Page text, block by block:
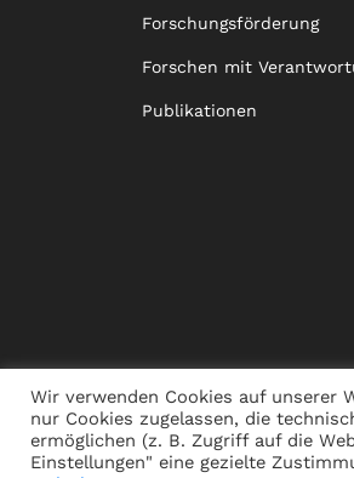
Forschungsförderung
Forschen mit
Publikationen
PRESSE JOBS
Wir verwenden Cookies auf unserer
nur Cookies zugelassen, die
ermöglichen (z. B. Zugriff auf die
Einstellungen" eine gezielte